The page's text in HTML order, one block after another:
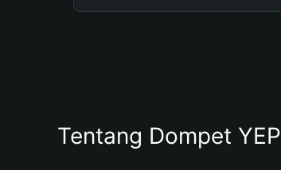
Tentang Dompet YEP